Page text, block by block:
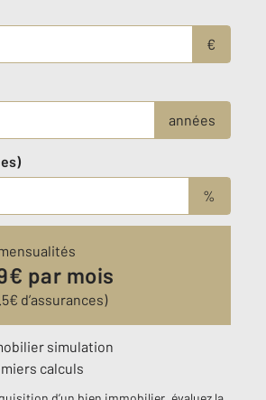
€
années
%
€ par mois
€ d’assurances)
simulation
calculs